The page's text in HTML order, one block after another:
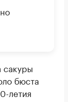
сакуры
бюста
летия